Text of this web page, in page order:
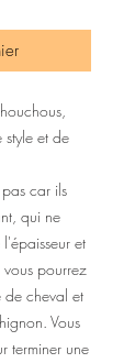
et de
car ils
qui ne
et
pourrez
de cheval et
Vous
terminer une